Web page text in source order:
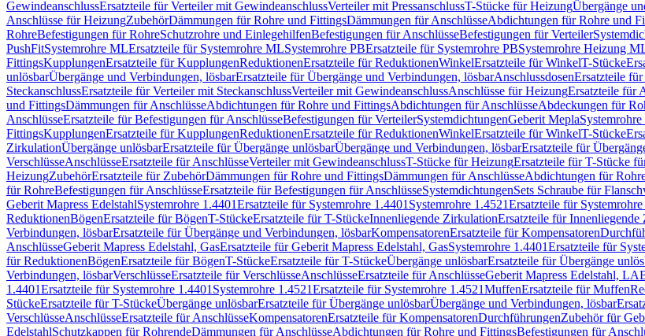
GewindeanschlussErsatzteile für Verteiler mit GewindeanschlussVerteiler mit PressanschlussT-Stücke für HeizungÜbergänge
Anschlüsse für HeizungZubehörDämmungen für Rohre und FittingsDämmungen für AnschlüsseAbdichtungen für Rohre und
RohreBefestigungen für RohreSchutzrohre und EinlegehilfenBefestigungen für AnschlüsseBefestigungen für Verteiler
PushFitSystemrohre MLErsatzteile für Systemrohre MLSystemrohre PBErsatzteile für Systemrohre PBSystemrohre Heizung
FittingsKupplungenErsatzteile für KupplungenReduktionenErsatzteile für ReduktionenWinkelErsatzteile für WinkelT-Stücke
unlösbarÜbergänge und Verbindungen, lösbarErsatzteile für Übergänge und Verbindungen, lösbarAnschlussdosenErsatzteile für
SteckanschlussErsatzteile für Verteiler mit SteckanschlussVerteiler mit GewindeanschlussAnschlüsse für HeizungErsatzteile für
und FittingsDämmungen für AnschlüsseAbdichtungen für Rohre und FittingsAbdichtungen für AnschlüsseAbdeckungen für
AnschlüsseErsatzteile für Befestigungen für AnschlüsseBefestigungen für VerteilerSystemdichtungenGeberit Mepla
FittingsKupplungenErsatzteile für KupplungenReduktionenErsatzteile für ReduktionenWinkelErsatzteile für WinkelT-Stücke
ZirkulationÜbergänge unlösbarErsatzteile für Übergänge unlösbarÜbergänge und Verbindungen, lösbarErsatzteile für
VerschlüsseAnschlüsseErsatzteile für AnschlüsseVerteiler mit GewindeanschlussT-Stücke für HeizungErsatzteile für T-Stücke
HeizungZubehörErsatzteile für ZubehörDämmungen für Rohre und FittingsDämmungen für AnschlüsseAbdichtungen für
für RohreBefestigungen für AnschlüsseErsatzteile für Befestigungen für AnschlüsseSystemdichtungenSets Schraube für
Geberit Mapress EdelstahlSystemrohre 1.4401Ersatzteile für Systemrohre 1.4401 Systemrohre 1.4521Ersatzteile für Systemrohre
ReduktionenBögenErsatzteile für BögenT-StückeErsatzteile für T-StückeInnenliegende ZirkulationErsatzteile für Innenliegende
Verbindungen, lösbarErsatzteile für Übergänge und Verbindungen, lösbarKompensatorenErsatzteile für Kompensatoren
AnschlüsseGeberit Mapress Edelstahl, GasErsatzteile für Geberit Mapress Edelstahl, GasSystemrohre 1.4401Ersatzteile für
für ReduktionenBögenErsatzteile für BögenT-StückeErsatzteile für T-StückeÜbergänge unlösbarErsatzteile für Übergänge
Verbindungen, lösbarVerschlüsseErsatzteile für VerschlüsseAnschlüsseErsatzteile für AnschlüsseGeberit Mapress Edelstahl,
1.4401Ersatzteile für Systemrohre 1.4401 Systemrohre 1.4521Ersatzteile für Systemrohre 1.4521MuffenErsatzteile für Muffen
StückeErsatzteile für T-StückeÜbergänge unlösbarErsatzteile für Übergänge unlösbarÜbergänge und Verbindungen, lösbar
VerschlüsseAnschlüsseErsatzteile für AnschlüsseKompensatorenErsatzteile für KompensatorenDurchführungenZubehör für
EdelstahlSchutzkappen für RohrendeDämmungen für AnschlüsseAbdichtungen für Rohre und FittingsBefestigungen für